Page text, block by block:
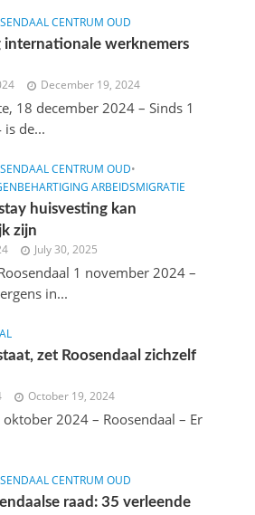
CENTRUM OUD
werknemers
December 19, 2024
18 december 2024 – Sinds 1
de...
CENTRUM OUD•
ARBEIDSMIGRATIE
huisvesting kan
zijn
July 30, 2025
1 november 2024 –
in...
zet Roosendaal zichzelf
October 19, 2024
2024 – Roosendaal – Er
CENTRUM OUD
raad: 35 verleende